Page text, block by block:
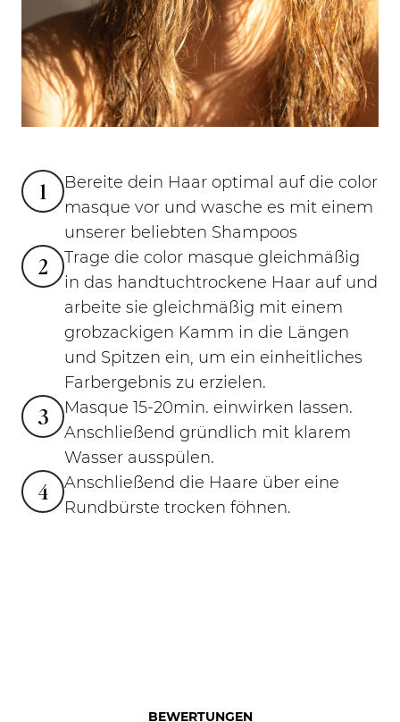
1
Bereite dein Haar optimal auf die color
masque vor und wasche es mit einem
unserer beliebten Shampoos
2
Trage die color masque gleichmäßig
in das handtuchtrockene Haar auf und
arbeite sie gleichmäßig mit einem
grobzackigen Kamm in die Längen
und Spitzen ein, um ein einheitliches
Farbergebnis zu erzielen.
3
Masque 15-20min. einwirken lassen.
Anschließend gründlich mit klarem
Wasser ausspülen.
4
Anschließend die Haare über eine
Rundbürste trocken föhnen.
BEWERTUNGEN